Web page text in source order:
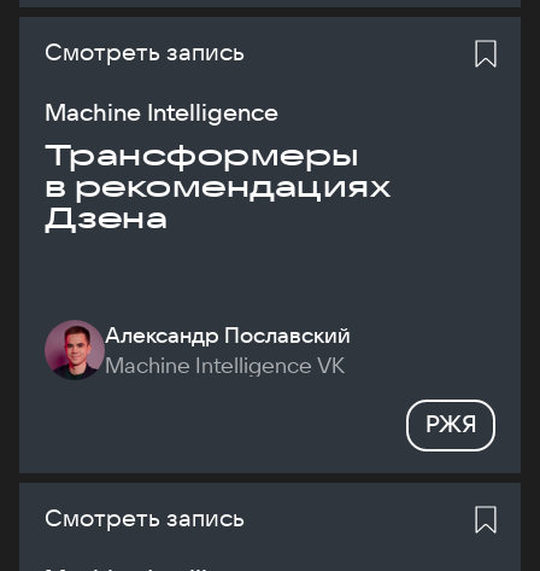
Смотреть запись
Machine Intelligence
Трансформеры
в рекомендациях
Дзена
Александр Пославский
Machine Intelligence VK
РЖЯ
Смотреть запись